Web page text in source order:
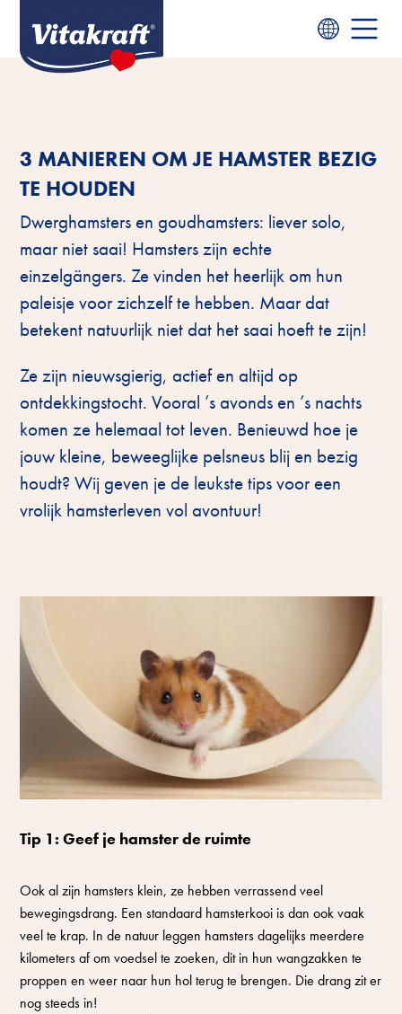
3 MANIEREN OM JE HAMSTER BEZIG
TE HOUDEN
Dwerghamsters en goudhamsters: liever solo,
maar niet saai! Hamsters zijn echte
einzelgängers. Ze vinden het heerlijk om hun
paleisje voor zichzelf te hebben. Maar dat
betekent natuurlijk niet dat het saai hoeft te zijn!
Ze zijn nieuwsgierig, actief en altijd op
ontdekkingstocht. Vooral ’s avonds en ’s nachts
komen ze helemaal tot leven. Benieuwd hoe je
jouw kleine, beweeglijke pelsneus blij en bezig
houdt? Wij geven je de leukste tips voor een
vrolijk hamsterleven vol avontuur!
Tip 1: Geef je hamster de ruimte
Ook al zijn hamsters klein, ze hebben verrassend veel
bewegingsdrang. Een standaard hamsterkooi is dan ook vaak
veel te krap. In de natuur leggen hamsters dagelijks meerdere
kilometers af om voedsel te zoeken, dit in hun wangzakken te
proppen en weer naar hun hol terug te brengen. Die drang zit er
nog steeds in!